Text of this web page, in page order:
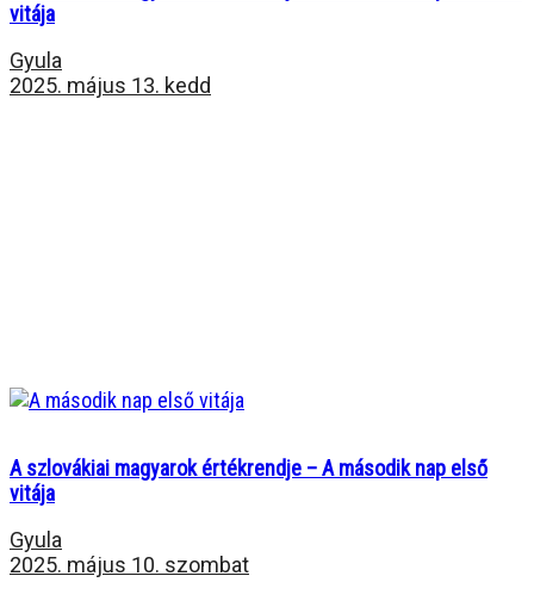
vitája
Gyula
2025. május 13. kedd
A szlovákiai magyarok értékrendje – A második nap első
vitája
Gyula
2025. május 10. szombat